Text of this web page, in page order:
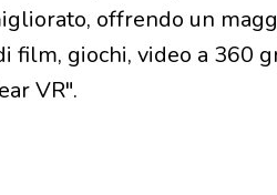
offrendo un
film, giochi, video a 360
VR".